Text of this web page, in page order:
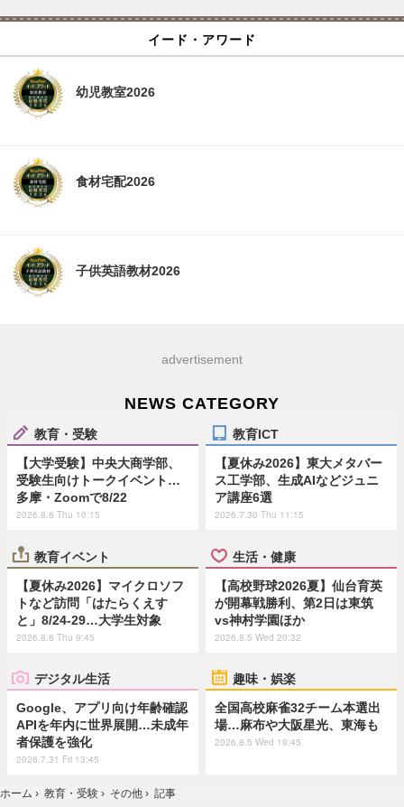
イード・アワード
幼児教室2026
食材宅配2026
子供英語教材2026
advertisement
NEWS CATEGORY
教育・受験
【大学受験】中央大商学部、
受験生向けトークイベント…
多摩・Zoomで8/22
2026.8.6 Thu 10:15
教育ICT
【夏休み2026】東大メタバー
ス工学部、生成AIなどジュニ
ア講座6選
2026.7.30 Thu 11:15
教育イベント
【夏休み2026】マイクロソフ
トなど訪問「はたらくえす
と」8/24-29…大学生対象
2026.8.6 Thu 9:45
生活・健康
【高校野球2026夏】仙台育英
が開幕戦勝利、第2日は東筑
vs神村学園ほか
2026.8.5 Wed 20:32
デジタル生活
Google、アプリ向け年齢確認
APIを年内に世界展開…未成年
者保護を強化
2026.7.31 Fri 13:45
趣味・娯楽
全国高校麻雀32チーム本選出
場…麻布や大阪星光、東海も
2026.8.5 Wed 19:45
ホーム › 教育・受験 › その他 › 記事